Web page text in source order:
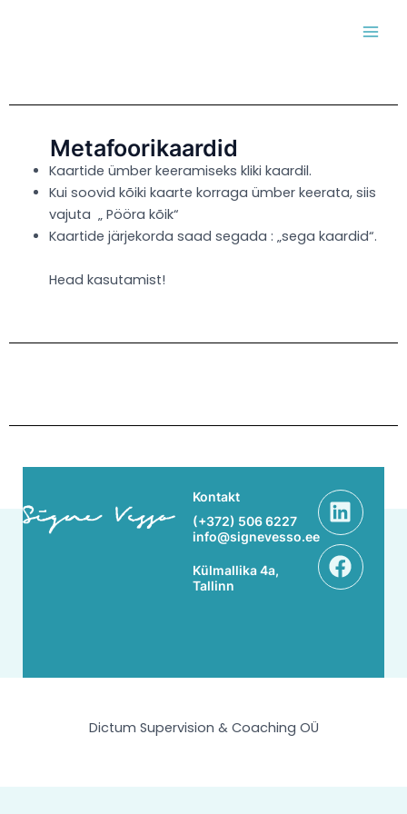
Metafoorikaardid
Kaartide ümber keeramiseks kliki kaardil.
Kui soovid kõiki kaarte korraga ümber keerata, siis
vajuta „ Pööra kõik“
Kaartide järjekorda saad segada : „sega kaardid“.
Head kasutamist!
Kontakt
(+372) 506 6227
info@signevesso.ee
Külmallika 4a,
Tallinn
Dictum Supervision & Coaching OÜ